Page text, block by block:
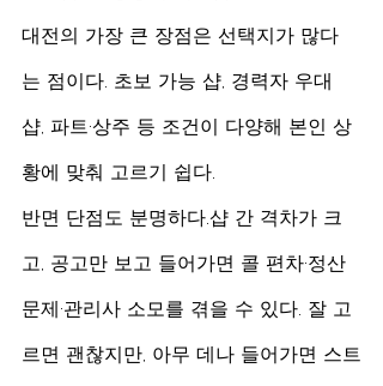
대전의 가장 큰 장점은 선택지가 많다
는 점이다. 초보 가능 샵, 경력자 우대
샵, 파트·상주 등 조건이 다양해 본인 상
황에 맞춰 고르기 쉽다.
반면 단점도 분명하다.샵 간 격차가 크
고, 공고만 보고 들어가면 콜 편차·정산
문제·관리사 소모를 겪을 수 있다. 잘 고
르면 괜찮지만, 아무 데나 들어가면 스트